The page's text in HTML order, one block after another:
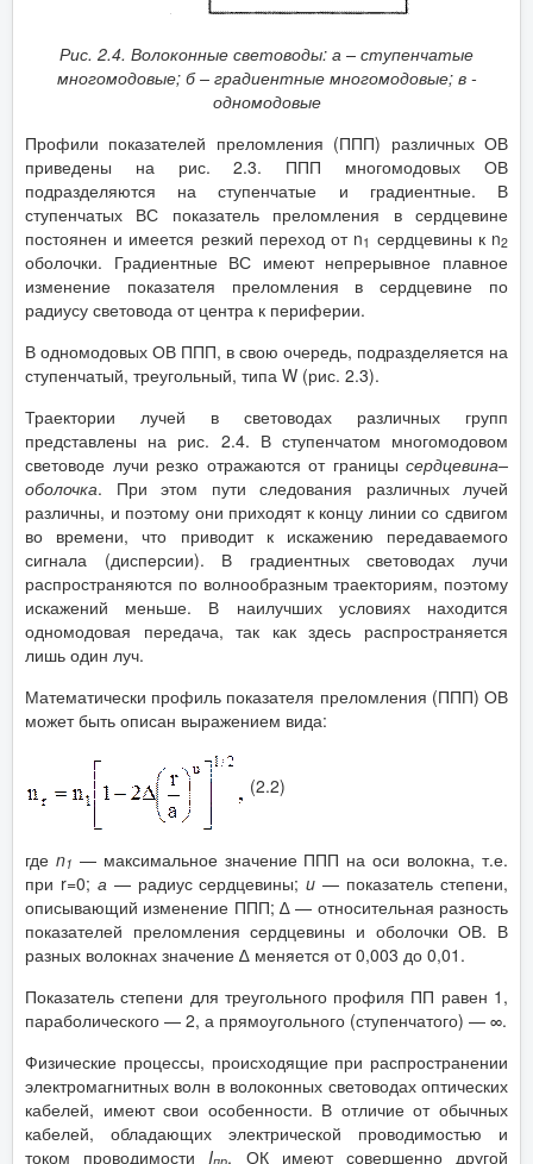
Рис. 2.4. Волоконные световоды: а – ступенчатые
многомодовые; б – градиентные многомодовые; в -
одномодовые
Профили показателей преломления (ППП) различных ОВ
приведены на рис. 2.3. ППП многомодовых ОВ
подразделяются на ступенчатые и градиентные. В
ступенчатых ВС показатель преломления в сердцевине
постоянен и имеется резкий переход от n1 сердцевины к n2
оболочки. Градиентные ВС имеют непрерывное плавное
изменение показателя преломления в сердцевине по
радиусу световода от центра к периферии.
В одномодовых ОВ ППП, в свою очередь, подразделяется на
ступенчатый, треугольный, типа W (рис. 2.3).
Траектории лучей в световодах различных групп
представлены на рис. 2.4. В ступенчатом многомодовом
световоде лучи резко отражаются от границы сердцевина–
оболочка. При этом пути следования различных лучей
различны, и поэтому они приходят к концу линии со сдвигом
во времени, что приводит к искажению передаваемого
сигнала (дисперсии). В градиентных световодах лучи
распространяются по волнообразным траекториям, поэтому
искажений меньше. В наилучших условиях находится
одномодовая передача, так как здесь распространяется
лишь один луч.
Математически профиль показателя преломления (ППП) ОВ
может быть описан выражением вида:
(2.2)
где n1 — максимальное значение ППП на оси волокна, т.е.
при r=0; а — радиус сердцевины;u — показатель степени,
описывающий изменение ППП; ∆ — относительная разность
показателей преломления сердцевины и оболочки ОВ. В
разных волокнах значение ∆ меняется от 0,003 до 0,01.
Показатель степени для треугольного профиля ПП равен 1,
параболического — 2, а прямоугольного (ступенчатого) — ∞.
Физические процессы, происходящие при распространении
электромагнитных волн в волоконных световодах оптических
кабелей, имеют свои особенности. В отличие от обычных
кабелей, обладающих электрической проводимостью и
током проводимости I , ОК имеют совершенно другой